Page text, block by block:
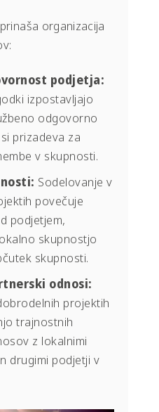
organizacija
podjetja:
izpostavljajo
odgovorno
prizadeva za
v skupnosti.
Sodelovanje v
povečuje
podjetjem,
skupnostjo
skupnosti.
odnosi:
projektih
trajnostnih
z lokalnimi
drugimi podjetji v